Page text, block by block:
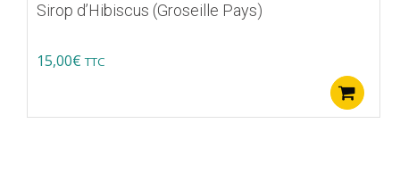
Sirop d’Hibiscus (Groseille Pays)
15,00€ TTC